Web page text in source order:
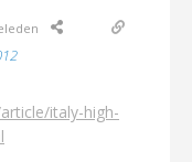
italy-high-